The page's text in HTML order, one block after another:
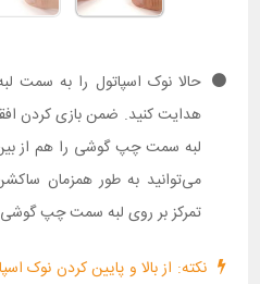
هدایت کنید. ضمن بازی کردن
لبه سمت چپ گوشی را هم از
می‌توانید به طور همزمان
تمرکز بر روی لبه سمت چپ
نکته: از بالا و پایین کردن نوک